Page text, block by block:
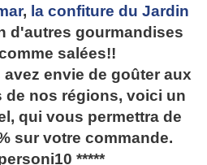
, la confiture du Jardin
d'autres gourmandises
salées!!
envie de goûter aux
nos régions, voici un
qui vous permettra de
sur votre commande.
*****